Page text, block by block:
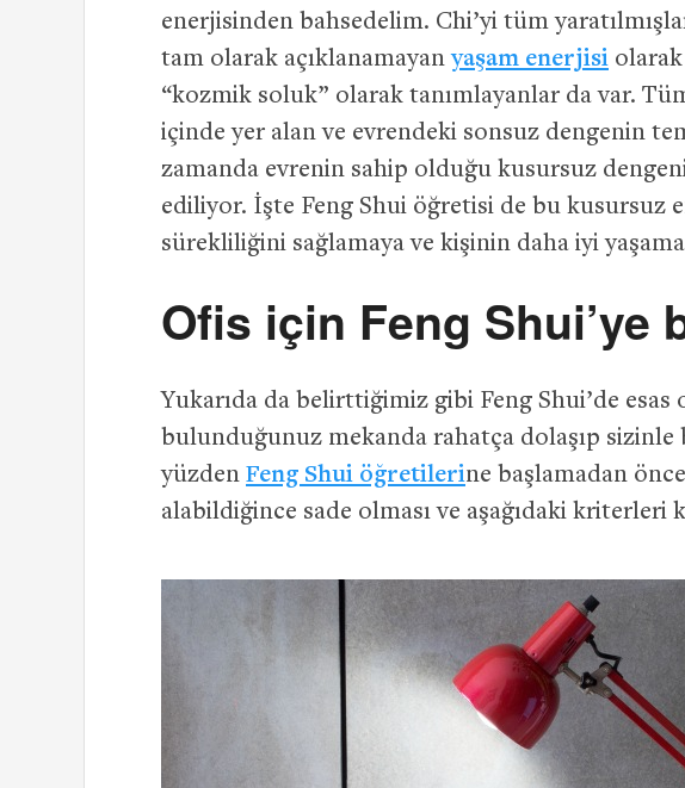
enerjisinden bahsedelim. Chi’yi tüm
tam olarak açıklanamayanyaşam enerjisi
“kozmik soluk” olarak tanımlayanlar da var.
içinde yer alan ve evrendeki sonsuz dengenin
zamanda evrenin sahip olduğu kusursuz
ediliyor. İşte Feng Shui öğretisi de bu kusursuz
sürekliliğini sağlamaya ve kişinin daha iyi
Ofis için Feng Shui’ye
Yukarıda da belirttiğimiz gibi Feng Shui’de
bulunduğunuz mekanda rahatça dolaşıp
yüzden Feng Shui öğretilerine başlamadan önce
alabildiğince sade olması ve aşağıdaki kriterleri